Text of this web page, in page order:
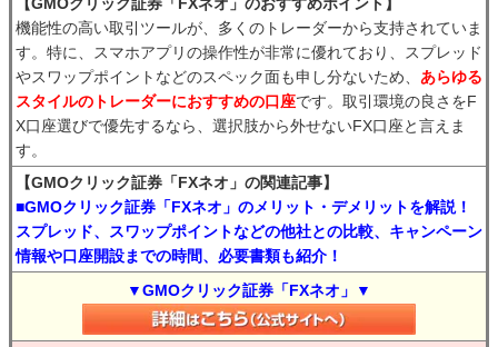
機能性の高い取引ツールが、多くのトレーダーから支持されていま
す。特に、スマホアプリの操作性が非常に優れており、スプレッド
やスワップポイントなどのスペック面も申し分ないため、 あらゆる
スタイルのトレーダーにおすすめの口座です。取引環境の良さをF
X口座選びで優先するなら、選択肢から外せないFX口座と言えま
す。
【GMOクリック証券「FXネオ」の関連記事】
■GMOクリック証券「FXネオ」のメリット・デメリットを解説！
スプレッド、スワップポイントなどの他社との比較、キャンペーン
情報や口座開設までの時間、必要書類も紹介！
▼GMOクリック証券「FXネオ」▼